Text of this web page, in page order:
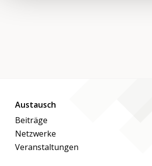
Austausch
Beiträge
Netzwerke
Veranstaltungen